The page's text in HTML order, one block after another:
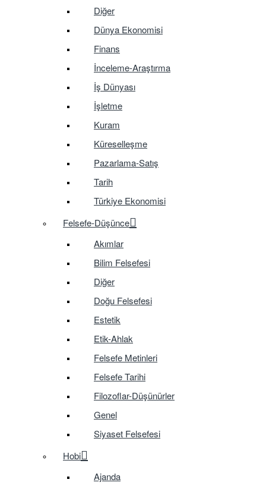
Diğer
Dünya Ekonomisi
Finans
İnceleme-Araştırma
İş Dünyası
İşletme
Kuram
Küreselleşme
Pazarlama-Satış
Tarih
Türkiye Ekonomisi
Felsefe-Düşünce
Akımlar
Bilim Felsefesi
Diğer
Doğu Felsefesi
Estetik
Etik-Ahlak
Felsefe Metinleri
Felsefe Tarihi
Filozoflar-Düşünürler
Genel
Siyaset Felsefesi
Hobi
Ajanda